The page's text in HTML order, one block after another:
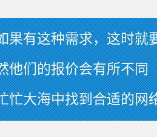
果有这种需求，这时就
他们的报价会有所不同
忙大海中找到合适的网